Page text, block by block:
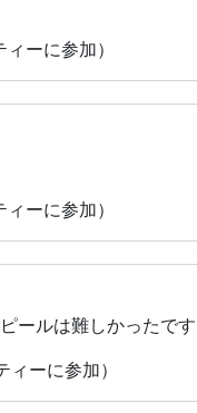
ーに参加）
ーに参加）
ールは難しかったで
ーに参加）